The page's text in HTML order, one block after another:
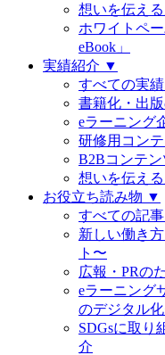
想いを伝え
ホワイトペ
eBook」
実績紹介 ▼
すべての実
書籍化・出
eラーニング
研修用コン
B2Bコンテ
想いを伝え
お役立ち読み物 ▼
すべての記
新しい働き
ト〜
広報・PRの
eラーニング
のデジタル
SDGsに取り
介